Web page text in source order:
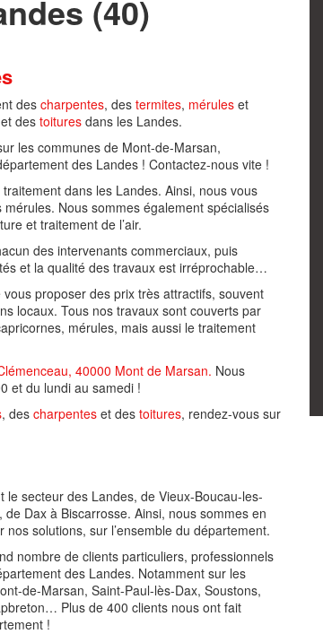
(40)
descharpentes, des termites, mérules et
et des toitures dans les Landes.
les communes de Mont-de-Marsan,
des Landes ! Contactez-nous vite !
dans les Landes. Ainsi, nous vous
Nous sommes également spécialisés
et traitement de l’air.
des intervenants commerciaux, puis
et la qualité des travaux est irréprochable…
proposer des prix très attractifs, souvent
locaux. Tous nos travaux sont couverts par
mérules, mais aussi le traitement
40000 Mont de Marsan. Nous
et du lundi au samedi !
, des charpentes et des toitures, rendez-vous sur
le secteur des Landes, de Vieux-Boucau-les-
Dax à Biscarrosse. Ainsi, nous sommes en
nos solutions, sur l’ensemble du département.
nombre de clients particuliers, professionnels
des Landes. Notamment sur les
de-Marsan, Saint-Paul-lès-Dax, Soustons,
Plus de 400 clients nous ont fait
!